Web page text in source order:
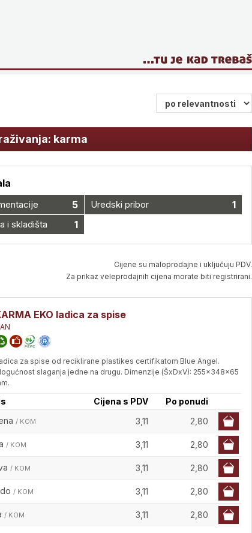
karma
5 Uredski pribor 1
i skladišta 1
Cijene su maloprodajne i uključuju PDV.
Za prikaz veleprodajnih cijena morate biti registrirani.
EKO ladica za spise
za spise od reciklirane plastikes certifikatom Blue Angel.
slaganja jedne na drugu. Dimenzije (ŠxDxV): 255x348x65
Cijena s PDV
Po ponudi
/ KOM 3,11 2,80
/ KOM 3,11 2,80
/ KOM 3,11 2,80
/ KOM 3,11 2,80
/ KOM 3,11 2,80